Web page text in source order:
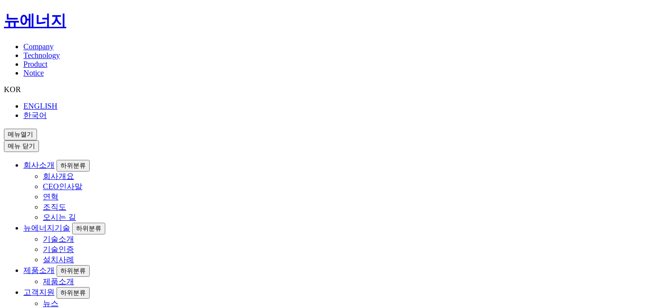
뉴에너지
Company
Technology
Product
Notice
KOR
ENGLISH
한국어
메뉴열기
메뉴 닫기
회사소개 하위분류
회사개요
CEO인사말
연혁
조직도
오시는 길
뉴에너지기술
하위분류
기술소개
기술인증
설치사례
제품소개
하위분류
제품소개
고객지원
하위분류
뉴스